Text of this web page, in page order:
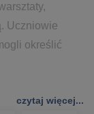
Uczniowie
określić
czytaj więcej...